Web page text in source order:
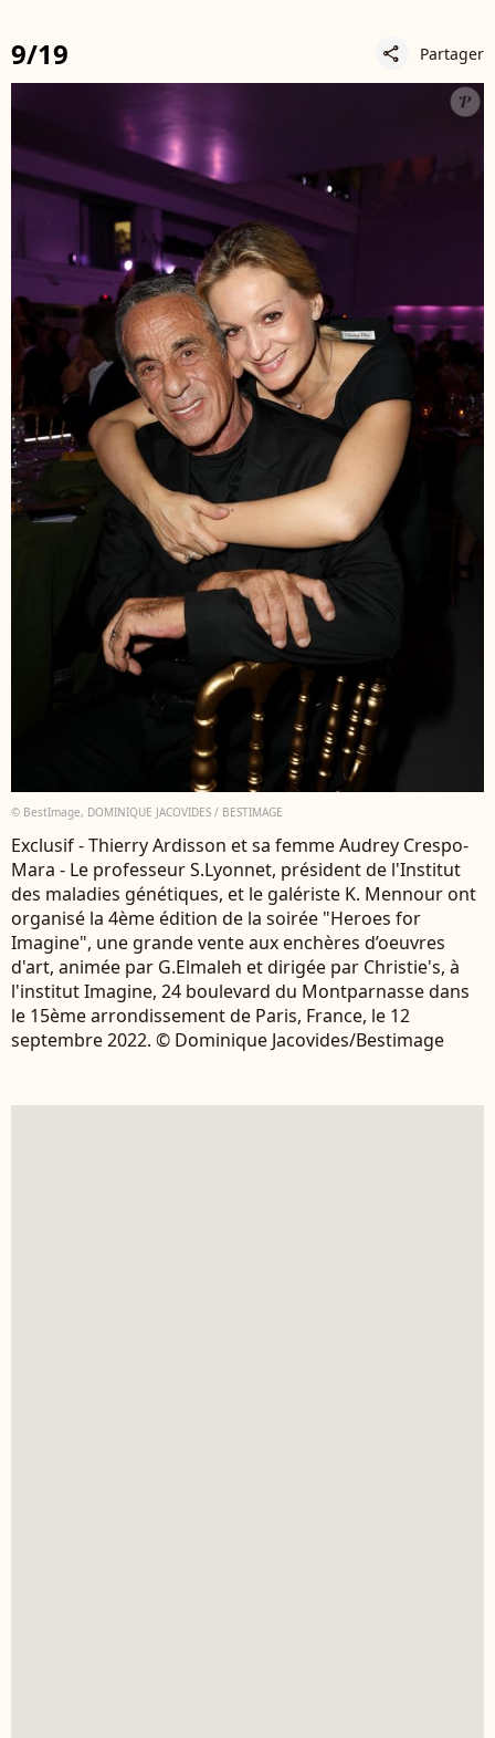
9/19 share Partager
© BestImage, DOMINIQUE JACOVIDES / BESTIMAGE
Exclusif - Thierry Ardisson et sa femme Audrey Crespo-
Mara - Le professeur S.Lyonnet, président de l'Institut
des maladies génétiques, et le galériste K. Mennour ont
organisé la 4ème édition de la soirée "Heroes for
Imagine", une grande vente aux enchères d’oeuvres
d'art, animée par G.Elmaleh et dirigée par Christie's, à
l'institut Imagine, 24 boulevard du Montparnasse dans
le 15ème arrondissement de Paris, France, le 12
septembre 2022. © Dominique Jacovides/Bestimage